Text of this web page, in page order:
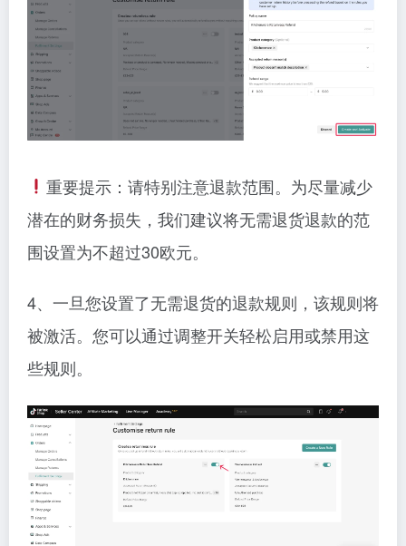
重要提示：请特别注意退款范围。为尽量减少
潜在的财务损失，我们建议将无需退货退款的范
围设置为不超过30欧元。
4、一旦您设置了无需退货的退款规则，该规则将
被激活。您可以通过调整开关轻松启用或禁用这
些规则。